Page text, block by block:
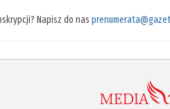
Napisz do nas